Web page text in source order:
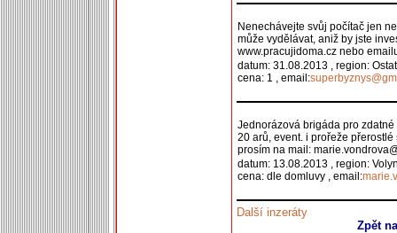
Nenechávejte svůj počítač jen
může vydělávat, aniž by jste
www.pracujidoma.cz nebo
datum: 31.08.2013 , region:
cena: 1 , email:
Jednorázová brigáda pro
20 arů, event. i prořeže
prosím na mail:
datum: 13.08.2013 , region:
cena: dle domluvy , email:
Další inzeráty
Zpět